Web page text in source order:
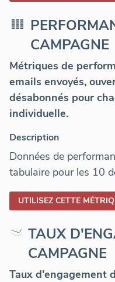
CAMPAGNE
Métriques de
emails envoyés,
désabonnés pour
individuelle.
Description
Données de
tabulaire pour les 10
UTILISEZ CETTE
TAUX
CAMPAGNE
Taux d'engagement